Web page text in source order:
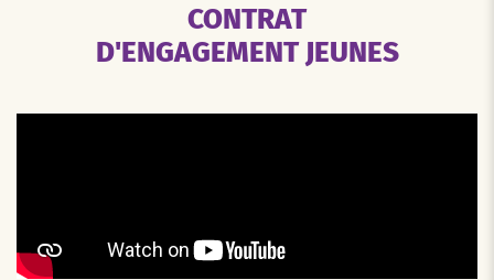
CONTRAT
D'ENGAGEMENT JEUNES